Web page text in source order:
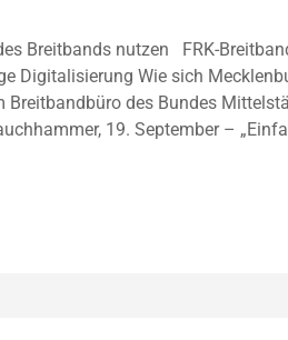
Breitbands nutzen FRK-
Digitalisierung Wie sich
Breitbandbüro des Bundes
19. September –